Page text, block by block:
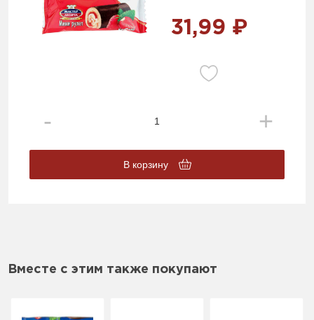
31,99 ₽
В корзину
Вместе с этим также покупают